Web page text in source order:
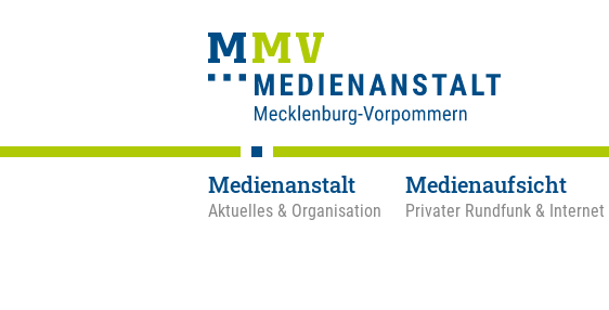
Medienanstalt
Aktuelles & Organisation
Medienaufsicht
Privater Rundfunk & Internet